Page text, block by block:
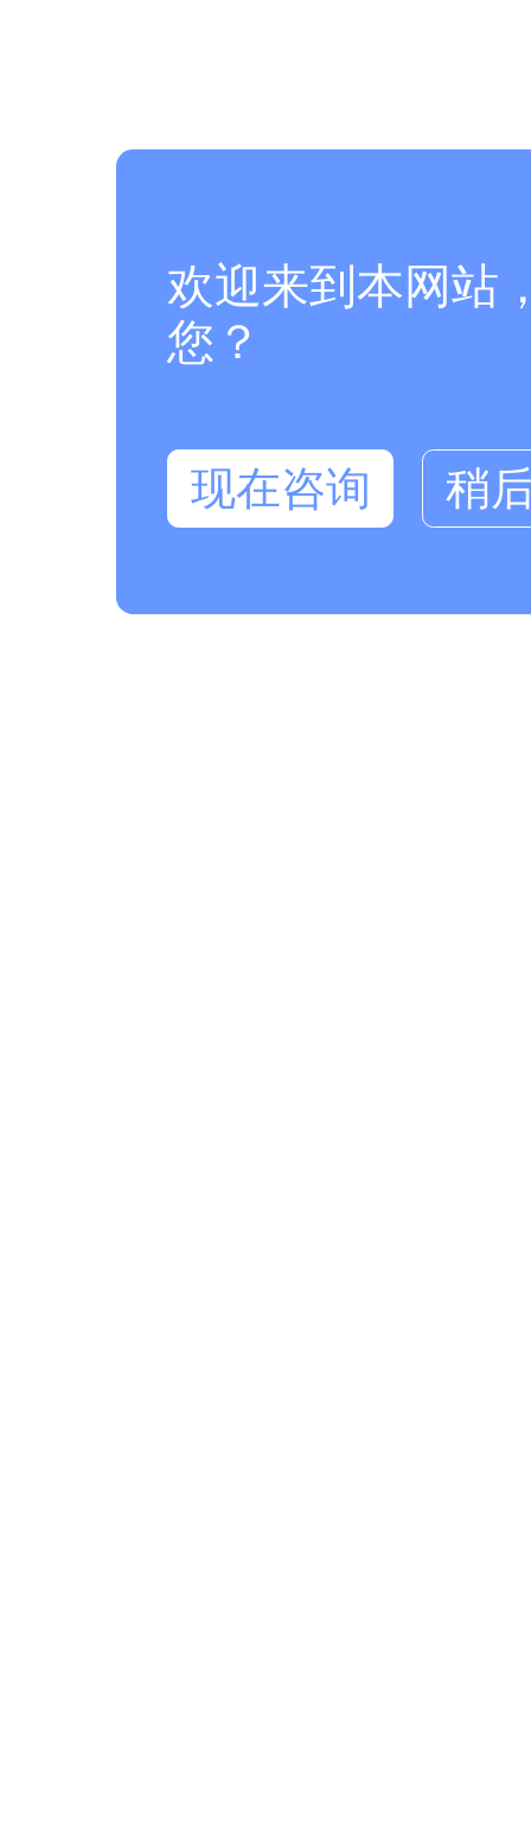
欢迎来到本网站
您？
现在咨询 稍